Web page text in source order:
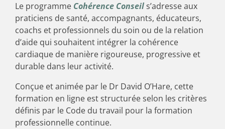
Le programme Cohérence Conseils’adresse aux
praticiens de santé, accompagnants, éducateurs,
coachs et professionnels du soin ou de la relation
d’aide qui souhaitent intégrer la cohérence
cardiaque de manière rigoureuse, progressive et
durable dans leur activité.
Conçue et animée par le Dr David O’Hare, cette
formation en ligne est structurée selon les critères
définis par le Code du travail pour la formation
professionnelle continue.